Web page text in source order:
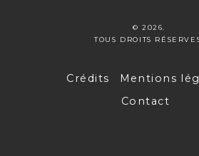
© 2026.
TOUS DROITS
Crédits
Mentions
Contact